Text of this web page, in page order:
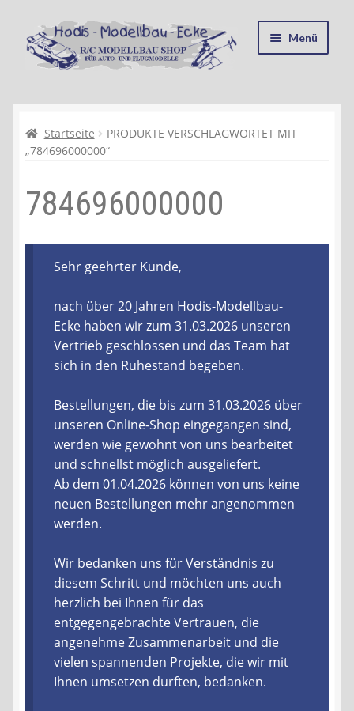
Zur
Navigation
springen
Zum
Inhalt
springen
Menü
Kasse
Recycling, Entsorgung und Umwelt
Shop
Warenkorb
Ablauf einer Bestellung
Zahlungsarten
Lieferzeit & Verfügbarkeit
Gutschein
Batterien- und Akku Verordnung
Elektro- und Elektronikgeräte Verordnung
Öle- und Schmierstoff Verordnung
Vereine & Foren
Startseite
PRODUKTE VERSCHLAGWORTET MIT
„784696000000“
784696000000
Sehr geehrter Kunde,
nach über 20 Jahren Hodis-Modellbau-
Ecke haben wir zum 31.03.2026 unseren
Vertrieb geschlossen und das Team hat
sich in den Ruhestand begeben.
Bestellungen, die bis zum 31.03.2026 über
unseren Online-Shop eingegangen sind,
werden wie gewohnt von uns bearbeitet
und schnellst möglich ausgeliefert.
Ab dem 01.04.2026 können von uns keine
neuen Bestellungen mehr angenommen
werden.
Wir bedanken uns für Verständnis zu
diesem Schritt und möchten uns auch
herzlich bei Ihnen für das
entgegengebrachte Vertrauen, die
angenehme Zusammenarbeit und die
vielen spannenden Projekte, die wir mit
Ihnen umsetzen durften, bedanken.